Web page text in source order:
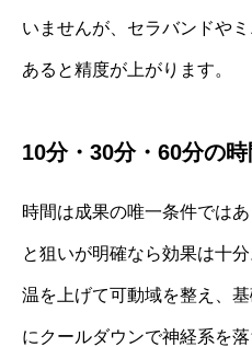
いませんが、セラバンドや
あると精度が上がります。
10分・30分・60分の
時間は成果の唯一条件では
と狙いが明確なら効果は十
温を上げて可動域を整え、
にクールダウンで神経系を落